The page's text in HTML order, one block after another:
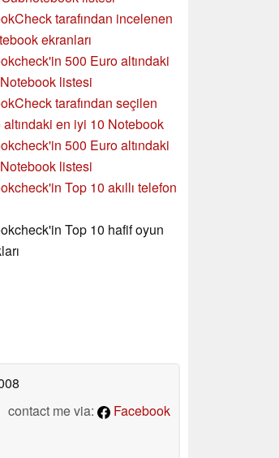
tarafından incelenen
ekranları
500 Euro altındaki
listesi
tarafından seçilen
en iyi 10 Notebook
500 Euro altındaki
listesi
Top 10 akıllı telefon
Top 10 hafif oyun
contact me via:
Facebook